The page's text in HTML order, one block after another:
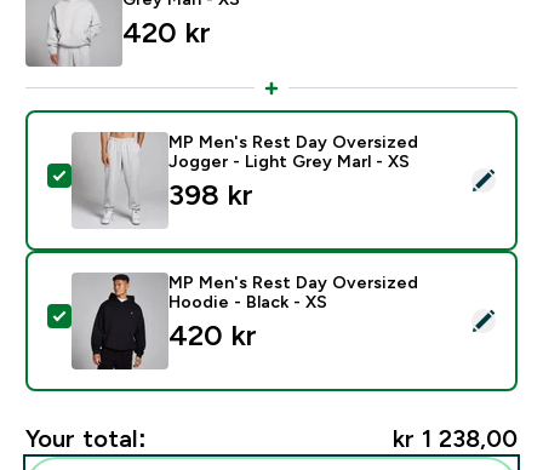
420 kr‎
Select this product - MP Men's Rest Day Oversized
MP Men's Rest Day Oversized
Jogger - Light Grey Marl - XS
398 kr‎
Select this product - MP Men's Rest Day Oversized
MP Men's Rest Day Oversized
Hoodie - Black - XS
420 kr‎
Your total: kr 1 238,00‎